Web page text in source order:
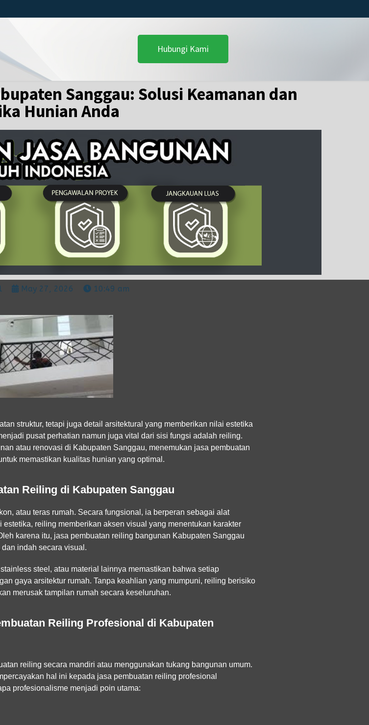
Hubungi Kami
Sanggau: Solusi Keamanan dan
Hunian Anda
May 27, 2026 10:49 am
struktur, tetapi juga detail arsitektural yang memberikan nilai estetika
pusat perhatian namun juga vital dari sisi fungsi adalah reiling.
atau renovasi di Kabupaten Sanggau, menemukan jasa pembuatan
memastikan kualitas hunian yang optimal.
Reiling di Kabupaten Sanggau
atau teras rumah. Secara fungsional, ia berperan sebagai alat
reiling memberikan aksen visual yang menentukan karakter
karena itu, jasa pembuatan reiling bangunan Kabupaten Sanggau
indah secara visual.
steel, atau material lainnya memastikan bahwa setiap
gaya arsitektur rumah. Tanpa keahlian yang mumpuni, reiling berisiko
merusak tampilan rumah secara keseluruhan.
Reiling Profesional di Kabupaten
reiling secara mandiri atau menggunakan tukang bangunan umum.
hal ini kepada jasa pembuatan reiling profesional
profesionalisme menjadi poin utama: